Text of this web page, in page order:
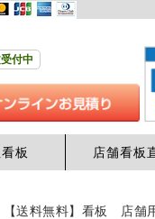
付中
板 店舗看板
【送料無料】看板 店